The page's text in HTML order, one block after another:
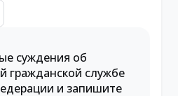
суждения об
гражданской службе
и запишите